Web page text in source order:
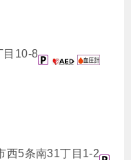
目10-8
西5条南31丁目1-2